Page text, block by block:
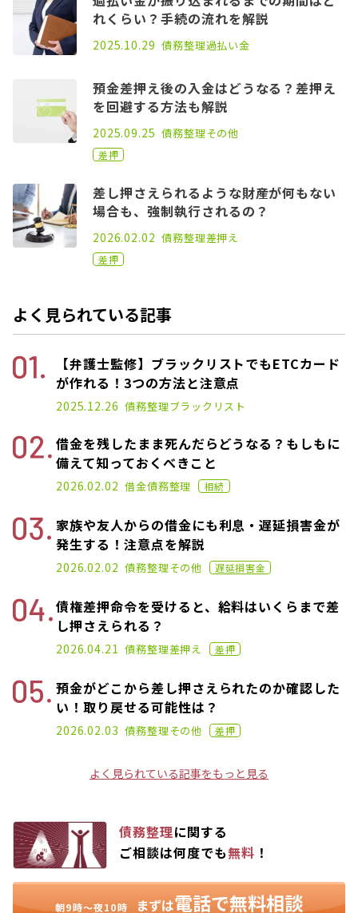
れくらい？手続の流れを解説
2021.04.14
2025.10.29 債務整理過払い金
預金差押え後の入金はどうなる？差押え
を回避する方法も解説
2021.08.26
2025.09.25 債務整理その他
差押
差し押さえられるような財産が何もない
場合も、強制執行されるの？
2021.06.25
2026.02.02 債務整理差押え
差押
よく見られている記事
【弁護士監修】ブラックリストでもETCカード
が作れる！3つの方法と注意点
2021.01.14
2025.12.26 債務整理ブラックリスト
借金を残したまま死んだらどうなる？もしもに
備えて知っておくべきこと
2021.02.26
2026.02.02 借金債務整理 相続
家族や友人からの借金にも利息・遅延損害金が
発生する！注意点を解説
2022.07.06
2026.02.02 債務整理その他 遅延損害金
債権差押命令を受けると、給料はいくらまで差
し押さえられる？
2022.06.15
2026.04.21 債務整理差押え 差押
預金がどこから差し押さえられたのか確認した
い！取り戻せる可能性は？
2023.01.06
2026.02.03 債務整理その他 差押
よく見られている記事をもっと見る
債務整理に関する
ご相談は何度でも無料 ！
朝9時〜夜10時
まずは電話で無料相談